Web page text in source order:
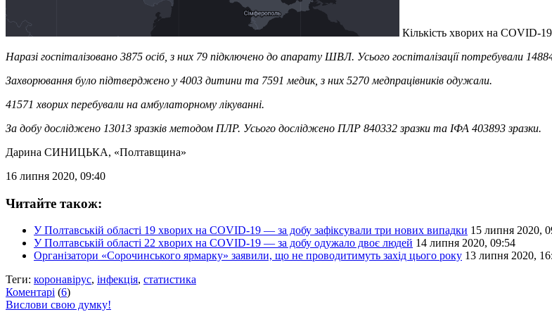
Кількість хворих на COVID-
Наразі госпіталізовано 3875 осіб, з них 79 підключено до апарату ШВЛ. Усього госпіталізації потребували
Захворювання було підтверджено у 4003 дитини та 7591 медик, з них 5270 медпрацівників одужали.
41571 хворих перебували на амбулаторному лікуванні.
За добу досліджено 13013 зразків методом ПЛР. Усього досліджено ПЛР 840332 зразки та ІФА 403893 зразки.
Дарина СИНИЦЬКА, «Полтавщина»
16 липня 2020, 09:40
Читайте також:
У Полтавській області 19 хворих на COVID-19 — за добу зафіксували три нових випадки 15 липня 2020,
У Полтавській області 22 хворих на COVID-19 — за добу одужало двоє людей 14 липня 2020, 09:54
Організатори «Сорочинського ярмарку» заявили, що не проводитимуть захід цього року 13 липня 2020,
Теги: коронавірус, інфекція, статистика
Коментарі (6)
Вислови свою думку!